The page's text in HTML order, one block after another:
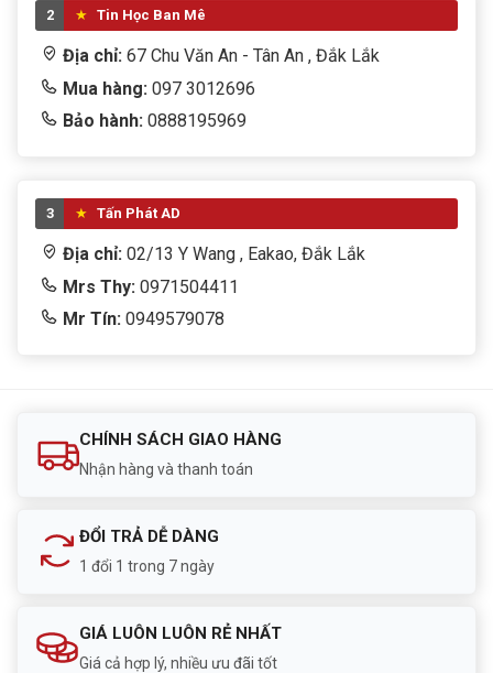
2 Tin Học Ban Mê
Địa chỉ: 67 Chu Văn An - Tân An , Đắk Lắk
Mua hàng: 097 3012696
Bảo hành: 0888195969
3 Tấn Phát AD
Địa chỉ: 02/13 Y Wang , Eakao, Đắk Lắk
Mrs Thy: 0971504411
Mr Tín: 0949579078
CHÍNH SÁCH GIAO HÀNG
Nhận hàng và thanh toán
ĐỔI TRẢ DỄ DÀNG
1 đổi 1 trong 7 ngày
GIÁ LUÔN LUÔN RẺ NHẤT
Giá cả hợp lý, nhiều ưu đãi tốt